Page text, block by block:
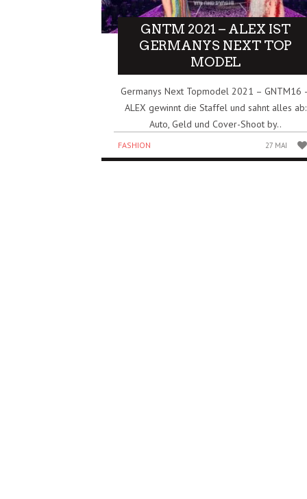
GNTM 2021 – ALEX IST
GERMANYS NEXT TOP
MODEL
Germanys Next Topmodel 2021 – GNTM16
ALEX gewinnt die Staffel und sahnt alles ab:
Auto, Geld und Cover-Shoot by..
FASHION 27 MAI